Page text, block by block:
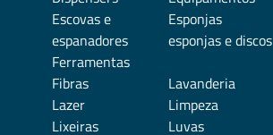
Escovas e
espanadores
Esponjas
esponjas e discos
Ferramentas
Fibras
Lavanderia
Lazer
Limpeza
Lixeiras
Luvas